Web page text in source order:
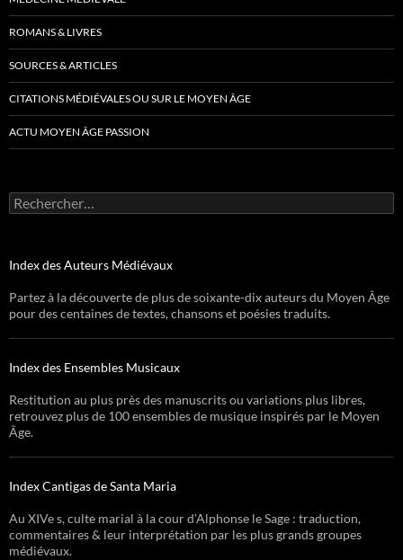
ROMANS & LIVRES
SOURCES & ARTICLES
CITATIONS MÉDIÉVALES OU SUR LE MOYEN ÂGE
ACTU MOYEN ÂGE PASSION
Rechercher :
Index des Auteurs Médiévaux
Partez à la découverte de plus de soixante-dix auteurs du Moyen Âge
pour des centaines de textes, chansons et poésies traduits.
Index des Ensembles Musicaux
Restitution au plus près des manuscrits ou variations plus libres,
retrouvez plus de 100 ensembles de musique inspirés par le Moyen
Âge.
Index Cantigas de Santa Maria
Au XIVe s, culte marial à la cour d’Alphonse le Sage : traduction,
commentaires & leur interprétation par les plus grands groupes
médiévaux.